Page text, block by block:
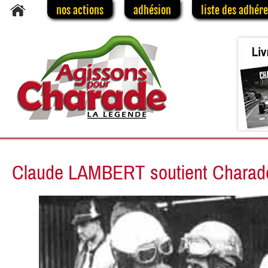
nos actions adhésion liste des
Claude LAMBERT soutient